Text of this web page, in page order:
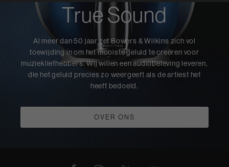
True Sound
Al meer dan 50 jaar zet Bowers & Wilkins zich vol
toewijding in om het mooiste geluid te creëren voor
muziekliefhebbers. Wij willen een audiobeleving leveren,
die het geluid precies zo weergeeft als de artiest het
heeft bedoeld.
OVER ONS